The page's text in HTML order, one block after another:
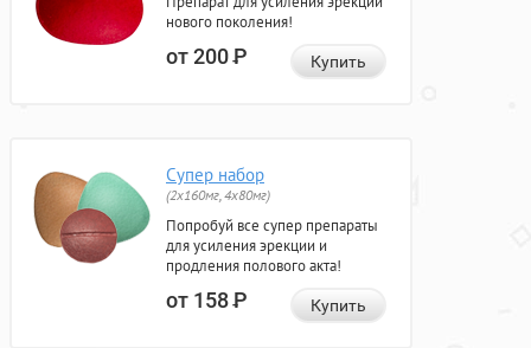
нового поколения!
от 200Р Купить
Супер набор
(2х160мг, 4х80мг)
Попробуй все супер препараты
для усиления эрекции и
продления полового акта!
от 158Р Купить